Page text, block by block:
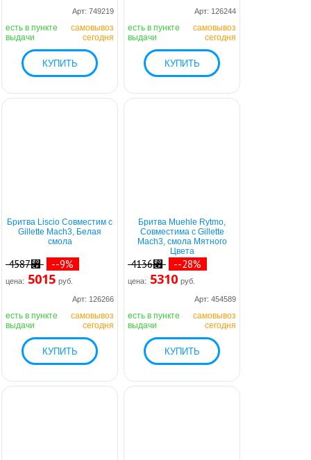
Арт: 749219
есть в пункте
выдачи
самовывоз
сегодня
Арт: 126244
есть в пункте
выдачи
самовывоз
сегодня
Бритва Liscio Совместим с
Gillette Mach3, Белая
смола
4587⃏ --9%
цена: 5015 руб.
Арт: 126266
есть в пункте
выдачи
самовывоз
сегодня
Бритва Muehle Rytmo,
Совместима с Gillette
Mach3, смола Мятного
Цвета
4136⃏ --28%
цена: 5310 руб.
Арт: 454589
есть в пункте
выдачи
самовывоз
сегодня